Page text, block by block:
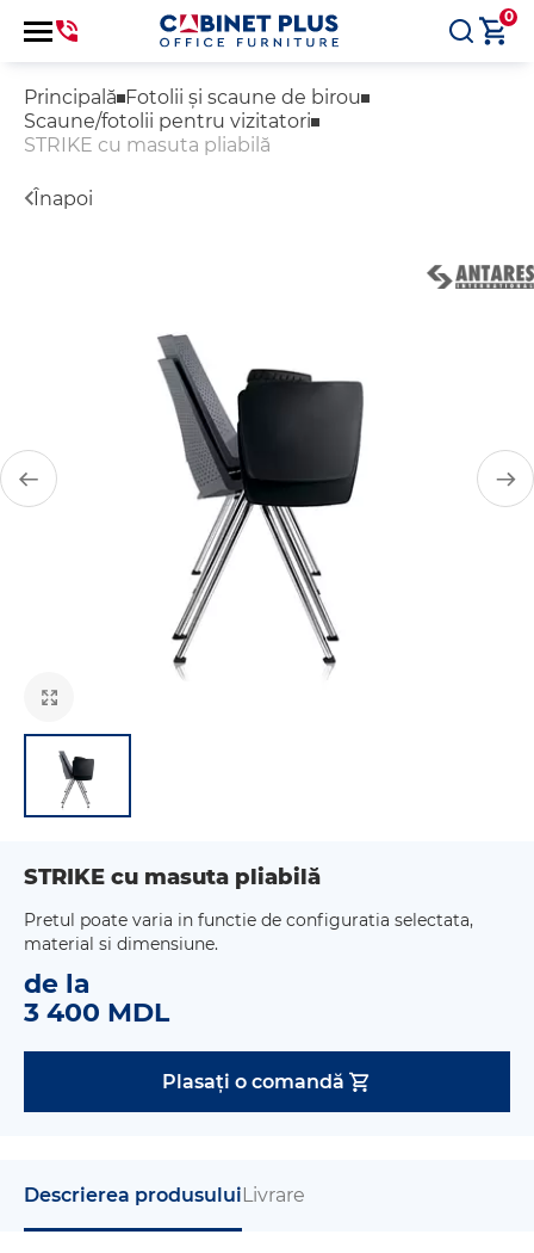
0
Principală Fotolii și scaune de birou
Scaune/fotolii pentru vizitatori
STRIKE cu masuta pliabilă
Înapoi
STRIKE cu masuta pliabilă
Pretul poate varia in functie de configuratia selectata,
material si dimensiune.
de la
3 400 MDL
Plasați o comandă
Descrierea produsuluiLivrare